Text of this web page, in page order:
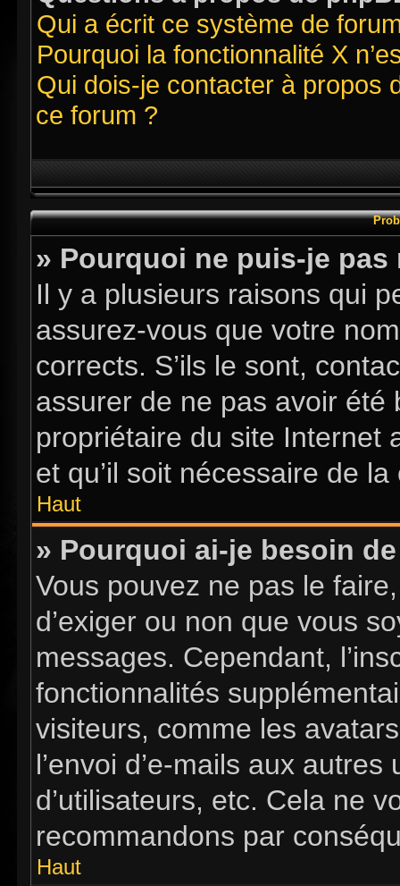
Qui a écrit ce système de
Pourquoi la fonctionnalité X
Qui dois-je contacter à propos
ce forum ?
» Pourquoi ne puis-je pas
Il y a plusieurs raisons qui
assurez-vous que votre
corrects. S’ils le sont,
assurer de ne pas avoir
propriétaire du site Internet
et qu’il soit nécessaire de la
Haut
» Pourquoi ai-je besoin
Vous pouvez ne pas le
d’exiger ou non que vous
messages. Cependant,
fonctionnalités
visiteurs, comme les
l’envoi d’e-mails aux
d’utilisateurs, etc. Cela ne
recommandons par
Haut